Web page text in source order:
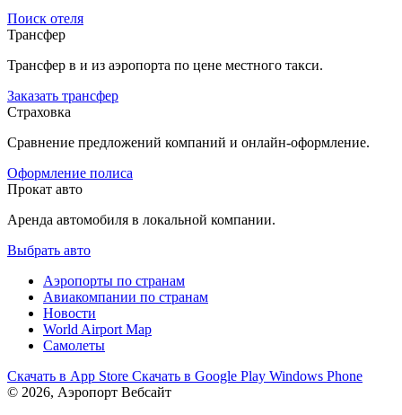
Поиск отеля
Трансфер
Трансфер в и из аэропорта по цене местного такси.
Заказать трансфер
Страховка
Сравнение предложений компаний и онлайн-оформление.
Оформление полиса
Прокат авто
Аренда автомобиля в локальной компании.
Выбрать авто
Аэропорты по странам
Авиакомпании по странам
Новости
World Airport Map
Самолеты
Скачать в App Store Скачать в Google Play Windows Phone
© 2026, Аэропорт Вебсайт